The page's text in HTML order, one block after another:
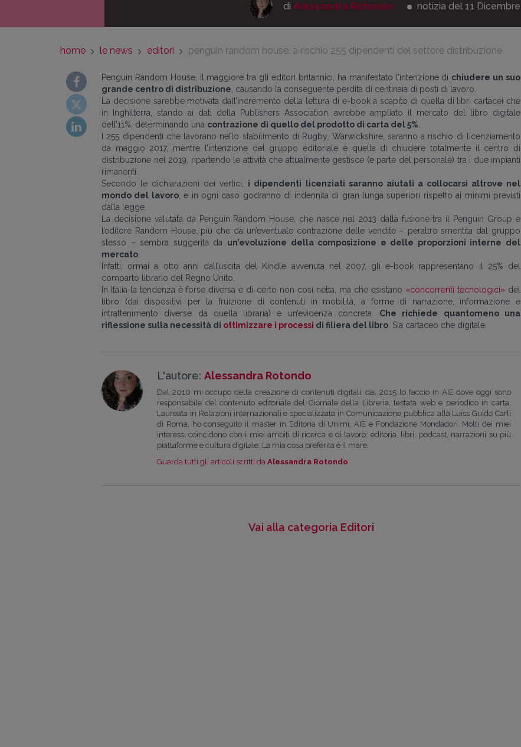
di Alessandra Rotondo notizia del 11 Dicembre
home le news editori penguin random house: a rischio 255 dipendenti del settore distribuzione
Penguin Random House, il maggiore tra gli editori britannici, ha manifestato l’intenzione di chiudere un suo
grande centro di distribuzione , causando la conseguente perdita di centinaia di posti di lavoro.
La decisione sarebbe motivata dall’incremento della lettura di e-book a scapito di quella di libri cartacei che
in Inghilterra, stando ai dati della Publishers Association, avrebbe ampliato il mercato del libro digitale
dell’11%, determinando una contrazione di quello del prodotto di carta del 5%
I 255 dipendenti che lavorano nello stabilimento di Rugby, Warwickshire, saranno a rischio di licenziamento
da maggio 2017, mentre l’intenzione del gruppo editoriale è quella di chiudere totalmente il centro di
distribuzione nel 2019, ripartendo le attività che attualmente gestisce (e parte del personale) tra i due impianti
rimanenti.
Secondo le dichiarazioni dei vertici, i dipendenti licenziati saranno aiutati a collocarsi altrove nel
mondo del lavoro, e in ogni caso godranno di indennità di gran lunga superiori rispetto ai minimi previsti
dalla legge.
La decisione valutata da Penguin Random House, che nasce nel 2013 dalla fusione tra il Penguin Group e
l’editore Random House, più che da un’eventuale contrazione delle vendite – peraltro smentita dal gruppo
stesso – sembra suggerita da un’evoluzione della composizione e delle proporzioni interne del
mercato
Infatti, ormai a otto anni dall’uscita del Kindle avvenuta nel 2007, gli e-book rappresentano il 25% del
comparto librario del Regno Unito.
In Italia la tendenza è forse diversa e di certo non così netta, ma che esistano «concorrenti tecnologici»del
libro (dai dispositivi per la fruizione di contenuti in mobilità, a forme di narrazione, informazione e
intrattenimento diverse da quella libraria) è un’evidenza concreta. Che richiede quantomeno una
riflessione sulla necessità di ottimizzare i processi di filiera del libro . Sia cartaceo che digitale.
L'autore: Alessandra Rotondo
Dal 2010 mi occupo della creazione di contenuti digitali, dal 2015 lo faccio in AIE dove oggi sono
responsabile del contenuto editoriale del Giornale della Libreria, testata web e periodico in carta.
Laureata in Relazioni internazionali e specializzata in Comunicazione pubblica alla Luiss Guido Carli
di Roma, ho conseguito il master in Editoria di Unimi, AIE e Fondazione Mondadori. Molti dei miei
interessi coincidono con i miei ambiti di ricerca e di lavoro: editoria, libri, podcast, narrazioni su più
piattaforme e cultura digitale. La mia cosa preferita è il mare.
Guarda tutti gli articoli scritti da Alessandra Rotondo
Vai alla categoria Editori